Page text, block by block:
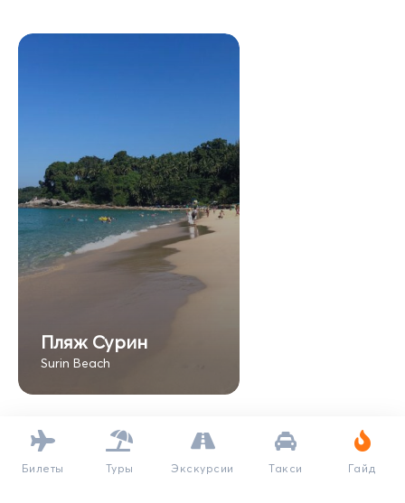
Пляж Сурин
Surin Beach
Билеты Туры Экскурсии Такси Гайд